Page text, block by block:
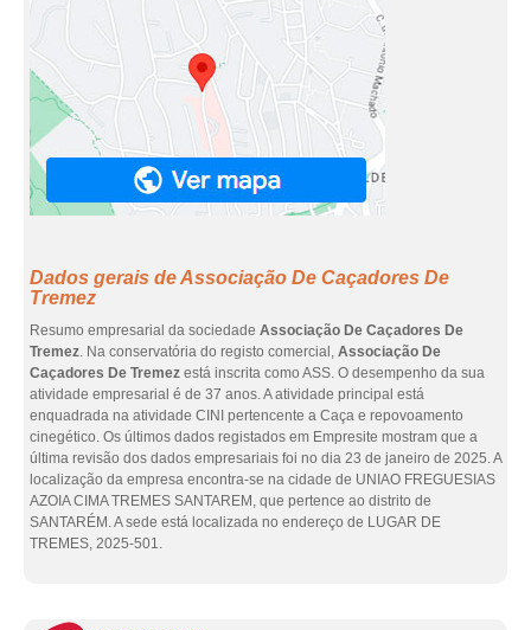
Dados gerais de Associação De Caçadores De
Tremez
Resumo empresarial da sociedade Associação De Caçadores De
Tremez. Na conservatória do registo comercial, Associação De
Caçadores De Tremez está inscrita como ASS. O desempenho da sua
atividade empresarial é de 37 anos. A atividade principal está
enquadrada na atividade CINI pertencente a Caça e repovoamento
cinegético. Os últimos dados registados em Empresite mostram que a
última revisão dos dados empresariais foi no dia 23 de janeiro de 2025. A
localização da empresa encontra-se na cidade de UNIAO FREGUESIAS
AZOIA CIMA TREMES SANTAREM, que pertence ao distrito de
SANTARÉM. A sede está localizada no endereço de LUGAR DE
TREMES, 2025-501.